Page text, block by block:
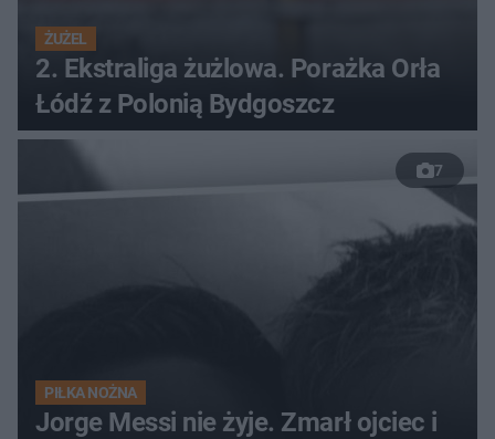
ŻUŻEL
2. Ekstraliga żużlowa. Porażka Orła
Łódź z Polonią Bydgoszcz
7
PIŁKA NOŻNA
Jorge Messi nie żyje. Zmarł ojciec i